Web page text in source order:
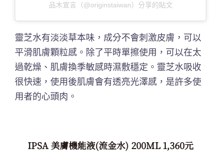
品木宣言（@originstaiwan）分享的貼文
靈芝水有淡淡草本味，成分不會刺激皮膚，可以
平滑肌膚顆粒感。除了平時單擦使用，可以在太
過乾燥、肌膚換季敏感時濕敷穩定。靈芝水吸收
很快速，使用後肌膚會有透亮光澤感，是許多使
用者的心頭肉。
IPSA 美膚機能液(流金水) 200ML 1,360元